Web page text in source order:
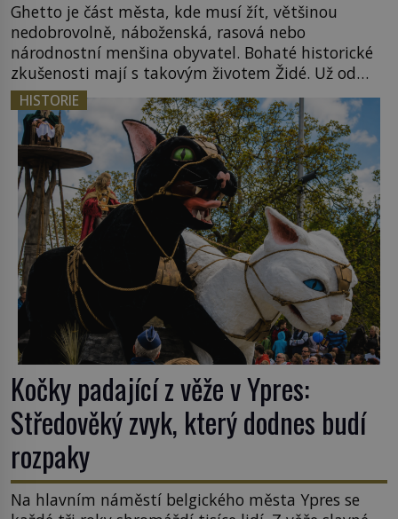
Ghetto je část města, kde musí žít, většinou
nedobrovolně, náboženská, rasová nebo
národnostní menšina obyvatel. Bohaté historické
zkušenosti mají s takovým životem Židé. Už od
středověku jsou totiž v každou chvíli nuceni v
nějakém žít. Mezi ty nejslavnější patří i římské
ghetto založené v roce 1555. Pokud jde o vztah
k Židům, nemá se Řím čím chlubit. […]
HISTORIE
Kočky padající z věže v Ypres:
Středověký zvyk, který dodnes budí
rozpaky
Na hlavním náměstí belgického města Ypres se